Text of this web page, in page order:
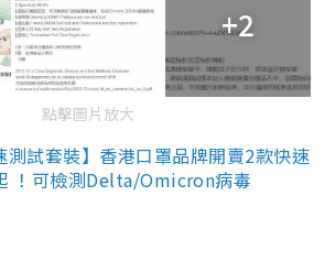
+2
點擊圖片放大
測試套裝】香港口罩品牌開賣2款快速
！可檢測Delta/Omicron病毒